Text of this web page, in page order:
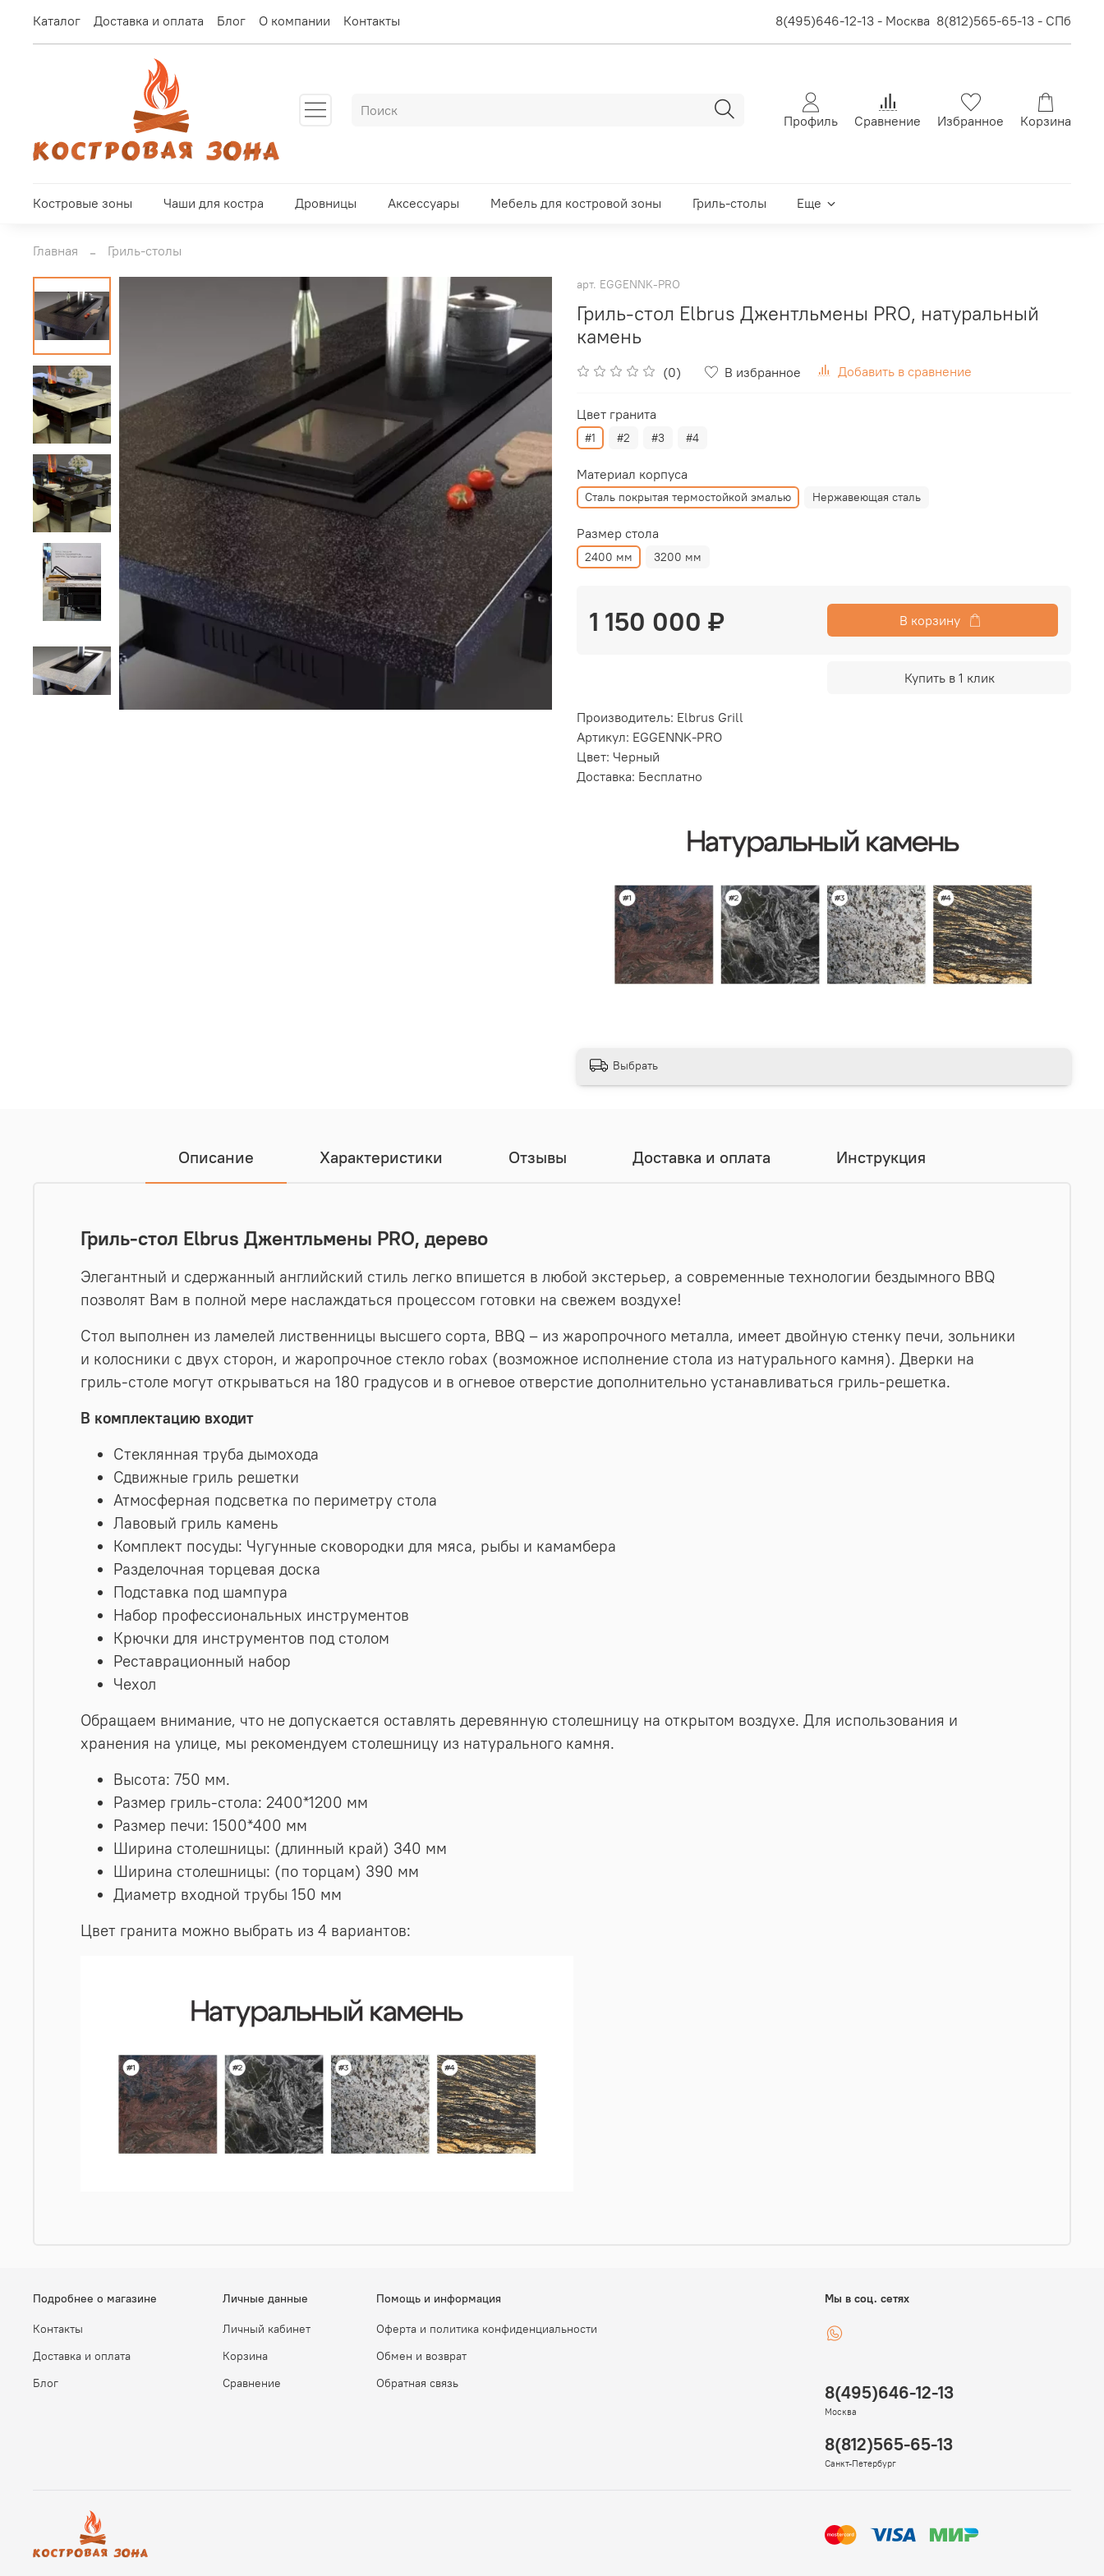
Каталог Доставка и оплата Блог О компании Контакты 8(495)646-12-13 - Москва 8(812)565-65-13 - СПб
Профиль Сравнение Избранное Корзина
Костровые зоны Чаши для костра Дровницы Аксессуары Мебель для костровой зоны Гриль-столы Еще
Главная Гриль-столы
арт. EGGENNK-PRO
Гриль-стол Elbrus Джентльмены PRO, натуральный
камень
(0) В избранное Добавить в сравнение
Цвет гранита
#1 #2 #3 #4
Материал корпуса
Сталь покрытая термостойкой эмалью Нержавеющая сталь
Размер стола
2400 мм 3200 мм
1 150 000 ₽ В корзину
Купить в 1 клик
Производитель: Elbrus Grill
Артикул: EGGENNK-PRO
Цвет: Черный
Доставка: Бесплатно
Выбрать
Описание Характеристики Отзывы Доставка и оплата Инструкция
Гриль-стол Elbrus Джентльмены PRO, дерево
Элегантный и сдержанный английский стиль легко впишется в любой экстерьер, а современные технологии бездымного BBQ
позволят Вам в полной мере наслаждаться процессом готовки на свежем воздухе!
Стол выполнен из ламелей лиственницы высшего сорта, BBQ – из жаропрочного металла, имеет двойную стенку печи, зольники
и колосники с двух сторон, и жаропрочное стекло robax (возможное исполнение стола из натурального камня). Дверки на
гриль-столе могут открываться на 180 градусов и в огневое отверстие дополнительно устанавливаться гриль-решетка.
В комплектацию входит
Стеклянная труба дымохода
Сдвижные гриль решетки
Атмосферная подсветка по периметру стола
Лавовый гриль камень
Комплект посуды: Чугунные сковородки для мяса, рыбы и камамбера
Разделочная торцевая доска
Подставка под шампура
Набор профессиональных инструментов
Крючки для инструментов под столом
Реставрационный набор
Чехол
Обращаем внимание, что не допускается оставлять деревянную столешницу на открытом воздухе. Для использования и
хранения на улице, мы рекомендуем столешницу из натурального камня.
Высота: 750 мм.
Размер гриль-стола: 2400*1200 мм
Размер печи: 1500*400 мм
Ширина столешницы: (длинный край) 340 мм
Ширина столешницы: (по торцам) 390 мм
Диаметр входной трубы 150 мм
Цвет гранита можно выбрать из 4 вариантов:
Подробнее о магазине
Контакты
Доставка и оплата
Блог
Личные данные
Личный кабинет
Корзина
Сравнение
Помощь и информация
Оферта и политика конфиденциальности
Обмен и возврат
Обратная связь
Мы в соц. сетях
8(495)646-12-13
Москва
8(812)565-65-13
Санкт-Петербург